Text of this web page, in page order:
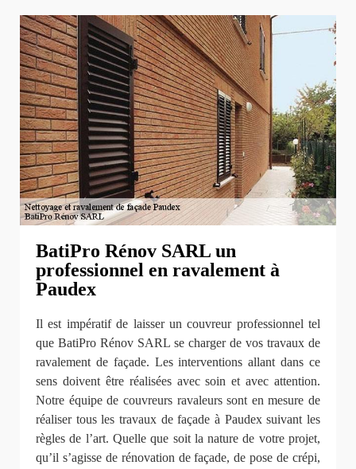
BatiPro Rénov SARL un
professionnel en ravalement à
Paudex
Il est impératif de laisser un couvreur professionnel tel
que BatiPro Rénov SARL se charger de vos travaux de
ravalement de façade. Les interventions allant dans ce
sens doivent être réalisées avec soin et avec attention.
Notre équipe de couvreurs ravaleurs sont en mesure de
réaliser tous les travaux de façade à Paudex suivant les
règles de l’art. Quelle que soit la nature de votre projet,
qu’il s’agisse de rénovation de façade, de pose de crépi,